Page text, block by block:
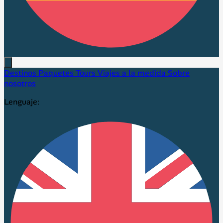
Destinos Paquetes Tours Viajes a la medida Sobre
nosotros
Lenguaje: